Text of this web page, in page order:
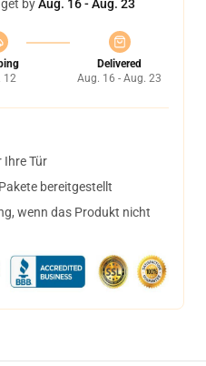
byAug. 16 - Aug. 23
12
Delivered
Aug. 16 - Aug. 23
Ihre Tür
bereitgestellt
wenn das Produkt nicht